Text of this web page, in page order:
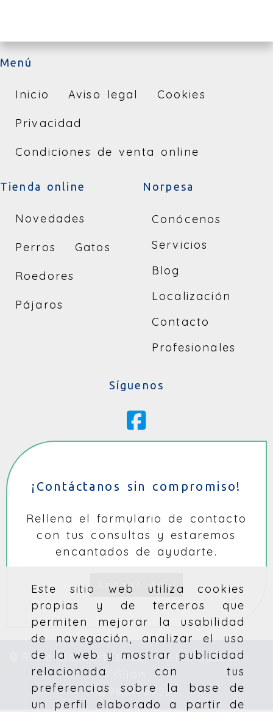
Este sitio web utiliza cookies
propias y de terceros que
permiten mejorar la usabilidad
de navegación, analizar el uso
de la web y mostrar publicidad
relacionada con tus
preferencias sobre la base de
un perfil elaborado a partir de
Menú
Inicio Aviso legal Cookies
Privacidad
Condiciones de venta online
Tienda online
Novedades
Perros Gatos
Roedores
Pájaros
Norpesa
Conócenos
Servicios
Blog
Localización
Contacto
Profesionales
Síguenos
¡Contáctanos sin compromiso!
Rellena el formulario de contacto
con tus consultas y estaremos
encantados de ayudarte.
Accede aquí
René Descartes, 20 – P.I. Roces 3 -
985145922